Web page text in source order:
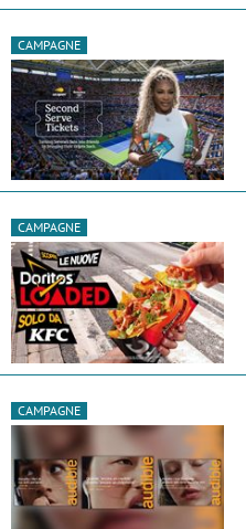
CAMPAGNE
CAMPAGNE
CAMPAGNE